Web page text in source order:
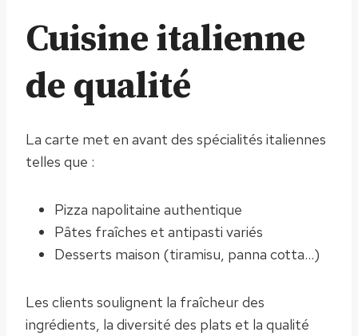
Cuisine italienne
de qualité
La carte met en avant des spécialités italiennes
telles que :
Pizza napolitaine authentique
Pâtes fraîches et antipasti variés
Desserts maison (tiramisu, panna cotta…)
Les clients soulignent la fraîcheur des
ingrédients, la diversité des plats et la qualité